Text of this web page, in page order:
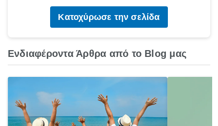
Κατοχύρωσε την σελίδα
Ενδιαφέροντα Άρθρα από το Blog μας